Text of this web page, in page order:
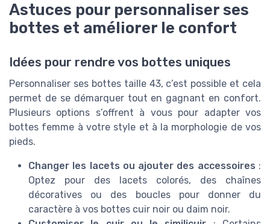
Astuces pour personnaliser ses
bottes et améliorer le confort
Idées pour rendre vos bottes uniques
Personnaliser ses bottes taille 43, c’est possible et cela
permet de se démarquer tout en gagnant en confort.
Plusieurs options s’offrent à vous pour adapter vos
bottes femme à votre style et à la morphologie de vos
pieds.
Changer les lacets ou ajouter des accessoires :
Optez pour des lacets colorés, des chaînes
décoratives ou des boucles pour donner du
caractère à vos bottes cuir noir ou daim noir.